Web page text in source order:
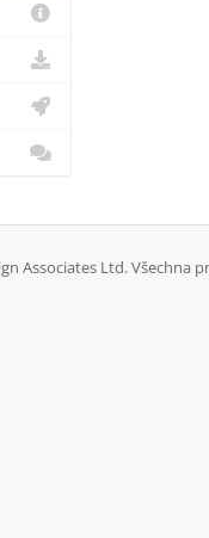
Associates Ltd. Všechna